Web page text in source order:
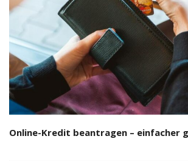
Online-Kredit beantragen – einfacher